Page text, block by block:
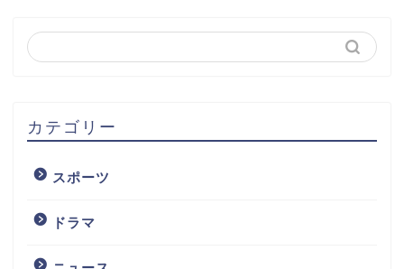
カテゴリー
スポーツ
ドラマ